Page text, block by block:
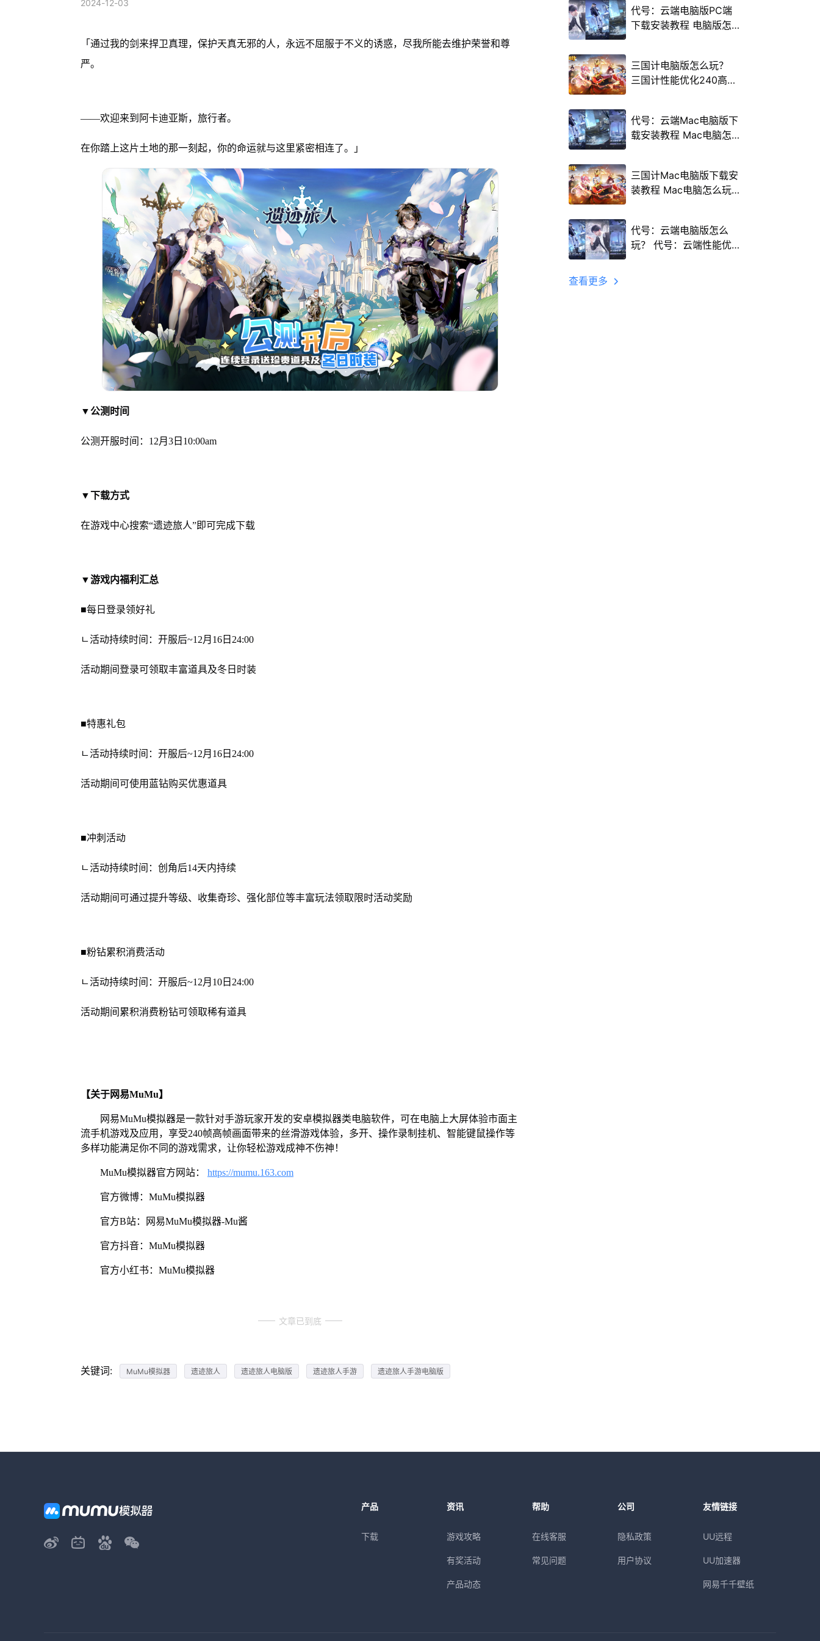
2024-12-03
「通过我的剑来捍卫真理，保护天真无邪的人，永远不屈服于不义的诱惑，尽我所能去维护荣誉和尊
严。
——欢迎来到阿卡迪亚斯，旅行者。
在你踏上这片土地的那一刻起，你的命运就与这里紧密相连了。」
▼公测时间
公测开服时间：12月3日10:00am
▼下载方式
在游戏中心搜索“遗迹旅人”即可完成下载
▼游戏内福利汇总
■每日登录领好礼
ㄴ活动持续时间：开服后~12月16日24:00
活动期间登录可领取丰富道具及冬日时装
■特惠礼包
ㄴ活动持续时间：开服后~12月16日24:00
活动期间可使用蓝钻购买优惠道具
■冲刺活动
ㄴ活动持续时间：创角后14天内持续
活动期间可通过提升等级、收集奇珍、强化部位等丰富玩法领取限时活动奖励
■粉钻累积消费活动
ㄴ活动持续时间：开服后~12月10日24:00
活动期间累积消费粉钻可领取稀有道具
【关于网易MuMu】
网易MuMu模拟器是一款针对手游玩家开发的安卓模拟器类电脑软件，可在电脑上大屏体验市面主
流手机游戏及应用，享受240帧高帧画面带来的丝滑游戏体验，多开、操作录制挂机、智能键鼠操作等
多样功能满足你不同的游戏需求，让你轻松游戏成神不伤神！
MuMu模拟器官方网站： https://mumu.163.com
官方微博：MuMu模拟器
官方B站：网易MuMu模拟器-Mu酱
官方抖音：MuMu模拟器
官方小红书：MuMu模拟器
文章已到底
关键词: MuMu模拟器 遗迹旅人 遗迹旅人电脑版 遗迹旅人手游 遗迹旅人手游电脑版
代号：云端电脑版PC端
下载安装教程 电脑版怎
三国计电脑版怎么玩？
三国计性能优化240高帧
代号：云端Mac电脑版下
载安装教程 Mac电脑怎
三国计Mac电脑版下载安
装教程 Mac电脑怎么玩
代号：云端电脑版怎么
玩？ 代号：云端性能优
查看更多
产品
下载
资讯
游戏攻略
有奖活动
产品动态
帮助
在线客服
常见问题
公司
隐私政策
用户协议
友情链接
UU远程
UU加速器
网易千千壁纸